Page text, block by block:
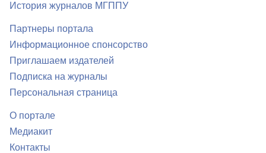
История журналов МГППУ
Партнеры портала
Информационное спонсорство
Приглашаем издателей
Подписка на журналы
Персональная страница
О портале
Медиакит
Контакты